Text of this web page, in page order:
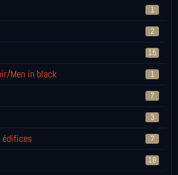
1
2
15
Men in black 1
7
3
édifices 7
18